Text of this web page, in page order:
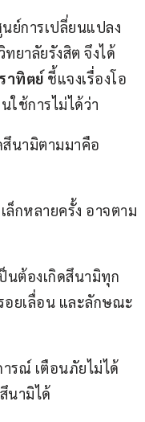
ย์การเปลี่ยนแปลง
ยาลัยรังสิต จึงได้
าทิตย์ ชี้แจงเรื่องโอ
ใช้การไม่ได้ว่า
ามิตามมาคือ
หลายครั้ง อาจตาม
ต้องเกิดสึนามิทุก
อยเลื่อน และลักษณะ
ณ์ เตือนภัยไม่ได้
นามิได้